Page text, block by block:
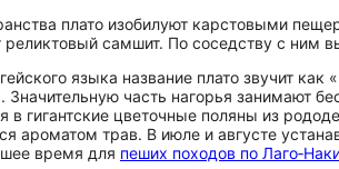
плато изобилуют карстовыми
реликтовый самшит. По соседству с
языка название плато звучит
Значительную часть нагорья занимают
в гигантские цветочные поляны из
ароматом трав. В июле и августе
время для пеших походов по